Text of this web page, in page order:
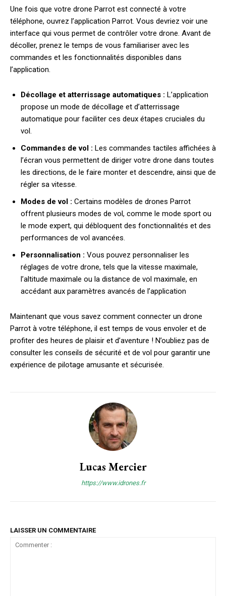
Une fois que votre drone Parrot est connecté à votre
téléphone, ouvrez l’application Parrot. Vous devriez voir une
interface qui vous permet de contrôler votre drone. Avant de
décoller, prenez le temps de vous familiariser avec les
commandes et les fonctionnalités disponibles dans
l’application.
Décollage et atterrissage automatiques : L’application
propose un mode de décollage et d’atterrissage
automatique pour faciliter ces deux étapes cruciales du
vol.
Commandes de vol : Les commandes tactiles affichées à
l’écran vous permettent de diriger votre drone dans toutes
les directions, de le faire monter et descendre, ainsi que de
régler sa vitesse.
Modes de vol : Certains modèles de drones Parrot
offrent plusieurs modes de vol, comme le mode sport ou
le mode expert, qui débloquent des fonctionnalités et des
performances de vol avancées.
Personnalisation : Vous pouvez personnaliser les
réglages de votre drone, tels que la vitesse maximale,
l’altitude maximale ou la distance de vol maximale, en
accédant aux paramètres avancés de l’application
Maintenant que vous savez comment connecter un drone
Parrot à votre téléphone, il est temps de vous envoler et de
profiter des heures de plaisir et d’aventure ! N’oubliez pas de
consulter les conseils de sécurité et de vol pour garantir une
expérience de pilotage amusante et sécurisée.
Lucas Mercier
https://www.idrones.fr
LAISSER UN COMMENTAIRE